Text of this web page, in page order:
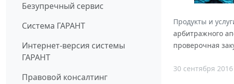
Безупречный сервис
Система ГАРАНТ
Интернет-версия системы
ГАРАНТ
Правовой консалтинг
Продукты и
арбитражного
проверочная
30 сентября 2016